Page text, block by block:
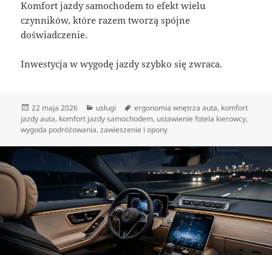
Komfort jazdy samochodem to efekt wielu
czynników, które razem tworzą spójne
doświadczenie.
Inwestycja w wygodę jazdy szybko się zwraca.
Data
publikacji
22 maja 2026 Kategorie
usługi Tagi
ergonomia wnętrza auta, komfort
jazdy auta, komfort jazdy samochodem, ustawienie fotela kierowcy,
wygoda podróżowania,zawieszenie i opony